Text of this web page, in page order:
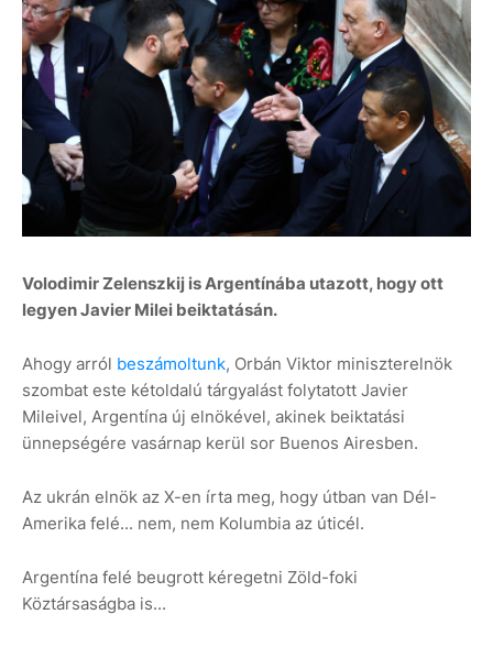
Volodimir Zelenszkij is Argentínába utazott, hogy ott
legyen Javier Milei beiktatásán.
Ahogy arról beszámoltunk, Orbán Viktor miniszterelnök
szombat este kétoldalú tárgyalást folytatott Javier
Mileivel, Argentína új elnökével, akinek beiktatási
ünnepségére vasárnap kerül sor Buenos Airesben.
Az ukrán elnök az X-en írta meg, hogy útban van Dél-
Amerika felé... nem, nem Kolumbia az úticél.
Argentína felé beugrott kéregetni Zöld-foki
Köztársaságba is...